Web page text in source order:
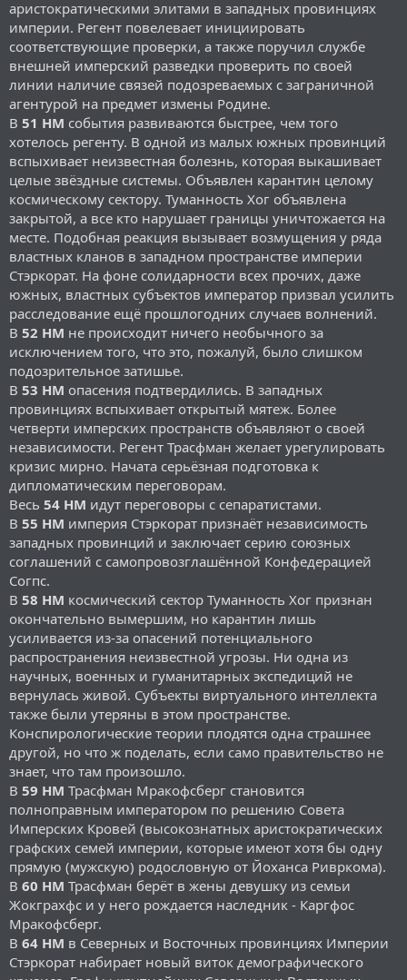
аристократическими элитами в западных провинциях
империи. Регент повелевает инициировать
соответствующие проверки, а также поручил службе
внешней имперский разведки проверить по своей
линии наличие связей подозреваемых с заграничной
агентурой на предмет измены Родине.
В 51 НМ события развиваются быстрее, чем того
хотелось регенту. В одной из малых южных провинций
вспыхивает неизвестная болезнь, которая выкашивает
целые звёздные системы. Объявлен карантин целому
космическому сектору. Туманность Хог объявлена
закрытой, а все кто нарушает границы уничтожается на
месте. Подобная реакция вызывает возмущения у ряда
властных кланов в западном пространстве империи
Стэркорат. На фоне солидарности всех прочих, даже
южных, властных субъектов император призвал усилить
расследование ещё прошлогодних случаев волнений.
В 52 НМ не происходит ничего необычного за
исключением того, что это, пожалуй, было слишком
подозрительное затишье.
В 53 НМ опасения подтвердились. В западных
провинциях вспыхивает открытый мятеж. Более
четверти имперских пространств объявляют о своей
независимости. Регент Трасфман желает урегулировать
кризис мирно. Начата серьёзная подготовка к
дипломатическим переговорам.
Весь 54 НМ идут переговоры с сепаратистами.
В 55 НМ империя Стэркорат признаёт независимость
западных провинций и заключает серию союзных
соглашений с самопровозглашённой Конфедерацией
Согпс.
В 58 НМ космический сектор Туманность Хог признан
окончательно вымершим, но карантин лишь
усиливается из-за опасений потенциального
распространения неизвестной угрозы. Ни одна из
научных, военных и гуманитарных экспедиций не
вернулась живой. Субъекты виртуального интеллекта
также были утеряны в этом пространстве.
Конспирологические теории плодятся одна страшнее
другой, но что ж поделать, если само правительство не
знает, что там произошло.
В 59 НМ Трасфман Мракофсберг становится
полноправным императором по решению Совета
Имперских Кровей (высокознатных аристократических
графских семей империи, которые имеют хотя бы одну
прямую (мужскую) родословную от Йоханса Ривркома).
В 60 НМ Трасфман берёт в жены девушку из семьи
Жокграхфс и у него рождается наследник - Каргфос
Мракофсберг.
В 64 НМ в Северных и Восточных провинциях Империи
Стэркорат набирает новый виток демографического